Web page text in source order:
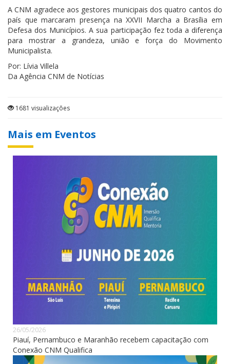
A CNM agradece aos gestores municipais dos quatro cantos do
país que marcaram presença na XXVII Marcha a Brasília em
Defesa dos Municípios. A sua participação fez toda a diferença
para mostrar a grandeza, união e força do Movimento
Municipalista.
Por: Lívia Villela
Da Agência CNM de Notícias
1681 visualizações
Mais em Eventos
26/05/2026
Piauí, Pernambuco e Maranhão recebem capacitação com
Conexão CNM Qualifica